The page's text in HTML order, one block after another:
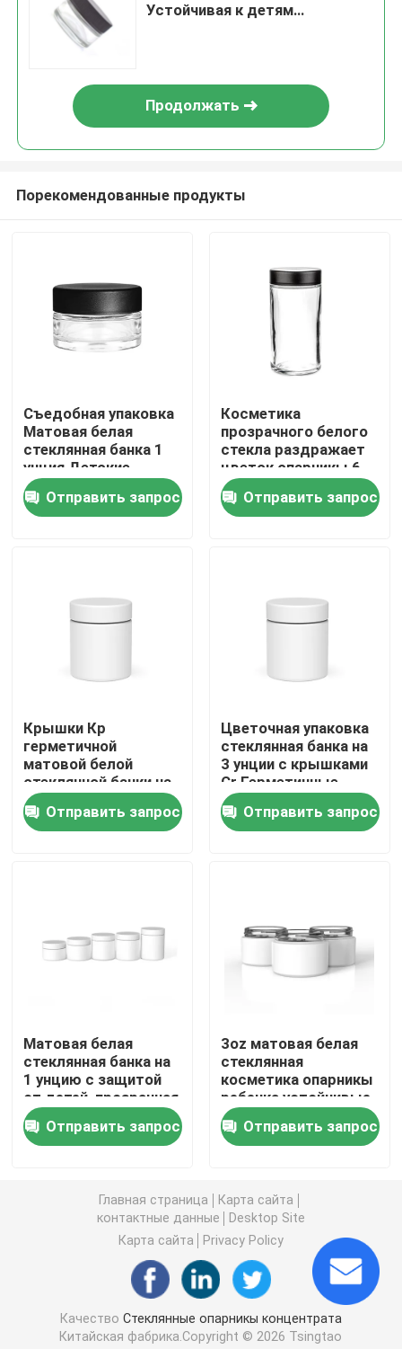
Дом
Продукты
Свяжитесь мы
Новости
Стеклянные опарникы концентрата
Опарникы стеклянного ребенка устойчивые
Черные УФ-стеклянные банки
Черные стеклянные контейнеры
Стеклянные банки с деревянной крышкой
Штейновые черные стеклянные опарникы
Устойчивая к детям
Продолжать
Порекомендованные продукты
Съедобная упаковка
Матовая белая
стеклянная банка 1
унция Детские
устойчивые банки
Цветочная упаковка
Отправить запрос
Косметика
прозрачного белого
стекла раздражает
цветок опарникы 6
Оз стеклянные с
крышками
приглаживают
Отправить запрос
Крышки Кр
герметичной
матовой белой
стеклянной банки на
3 унции с защитой от
запаха стеклянной
тары черные
Отправить запрос
Цветочная упаковка
стеклянная банка на
3 унции с крышками
Cr Герметичные
стеклянные банки с
защитой от запаха
Отправить запрос
Матовая белая
стеклянная банка на
1 унцию с защитой
от детей, прозрачная
горловина, прямая
сторона, частично
окрашенная
Отправить запрос
3oz матовая белая
стеклянная
косметика опарникы
ребенка устойчивые
круглые стеклянные
опарникы с белыми
крышками
Отправить запрос
Главная страница
Карта сайта
контактные данные
Desktop Site
Карта сайта
Privacy Policy
Качество Стеклянные опарникы концентрата
Китайская фабрика.Copyright © 2026 Tsingtao